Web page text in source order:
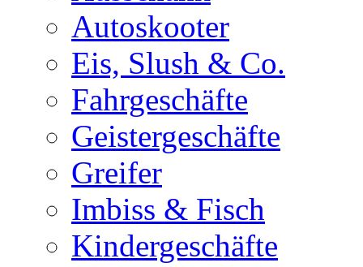
Autoskooter
Eis, Slush & Co.
Fahrgeschäfte
Geistergeschäfte
Greifer
Imbiss & Fisch
Kindergeschäfte